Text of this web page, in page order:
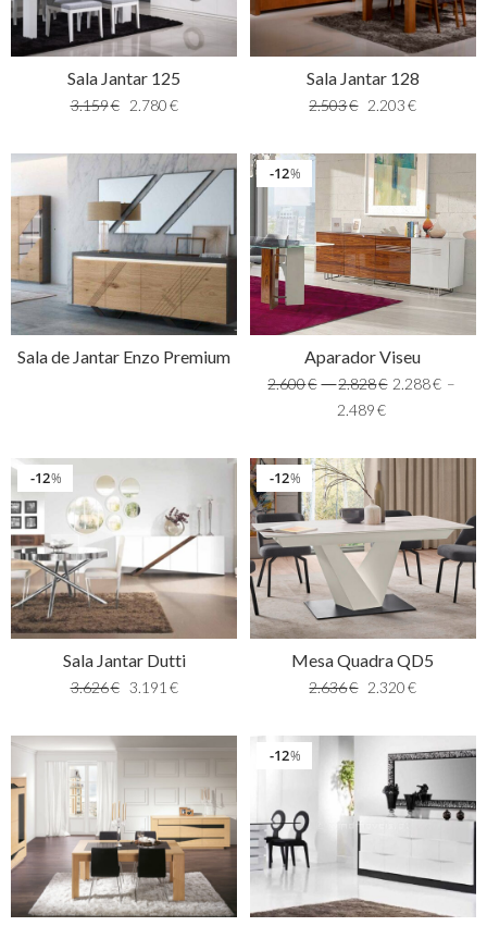
Sala Jantar 125
3.159€ 2.780€
Sala Jantar 128
2.503€ 2.203 €
Sala de Jantar Enzo Premium
%
12
Aparador Viseu
2.600€ –2.828€ 2.288€ –
2.489 €
%
12
Sala Jantar Dutti
3.626€ 3.191 €
%
12
Mesa Quadra QD5
2.636€ 2.320 €
%
12